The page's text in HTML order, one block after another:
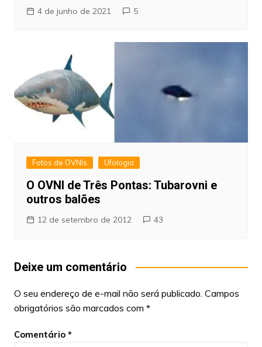
4 de junho de 2021 5
Fotos de OVNIs Ufologia
O OVNI de Três Pontas: Tubarovni e
outros balões
12 de setembro de 2012 43
Deixe um comentário
O seu endereço de e-mail não será publicado. Campos
obrigatórios são marcados com *
Comentário *